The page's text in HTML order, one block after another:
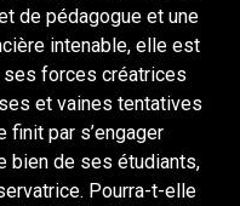
de pédagogue et une
intenable, elle est
ses forces créatrices
et vaines tentatives
finit par s’engager
bien de ses étudiants,
Pourra-t-elle